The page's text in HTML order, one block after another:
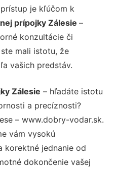
je kľúčom k
prípojky Zálesie –
konzultácie či
mali istotu, že
vašich predstáv.
Zálesie – hľadáte istotu
a precíznosti?
– www.dobry-vodar.sk.
vám vysokú
korektné jednanie od
dokončenie vašej